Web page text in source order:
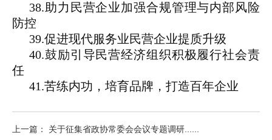
38.助力民营企业加强合规管理与内部风险
防控
39.促进现代服务业民营企业提质升级
40.鼓励引导民营经济组织积极履行社会责
任
41.苦练内功，培育品牌，打造百年企业
上一篇： 关于征集省政协常委会会议专题调研......